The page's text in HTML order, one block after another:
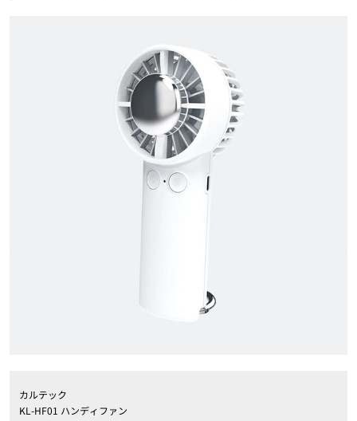
カルテック
KL-HF01 ハンディファン